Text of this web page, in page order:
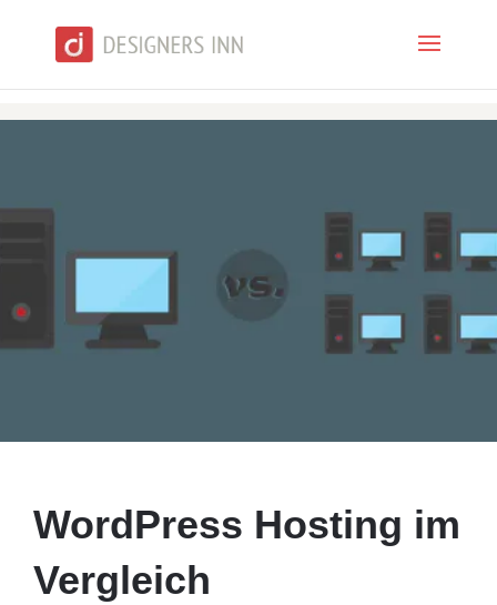
WordPress Hosting im
Vergleich